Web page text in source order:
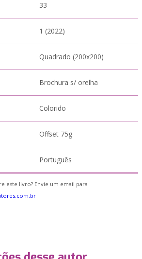
33
1 (2022)
Quadrado (200x200)
Brochura s/ orelha
Colorido
Offset 75g
Português
este livro? Envie um email para